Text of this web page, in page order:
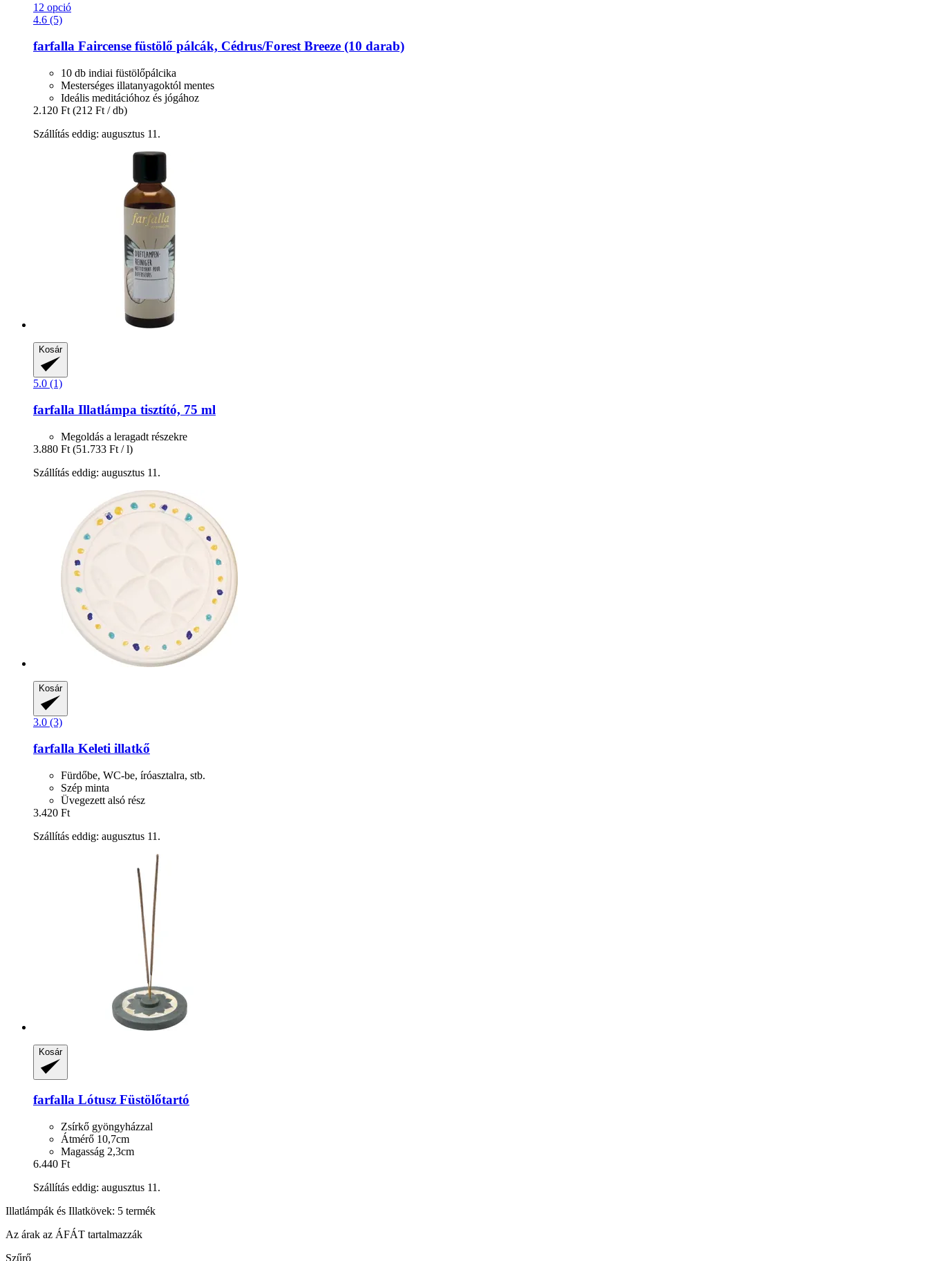
12 opció
4.6 (5)
farfalla Faircense füstölő pálcák, Cédrus/Forest Breeze (10 darab)
10 db indiai füstölőpálcika
Mesterséges illatanyagoktól mentes
Ideális meditációhoz és jógához
2.120 Ft (212 Ft / db)
Szállítás eddig: augusztus 11.
Kosár
5.0 (1)
farfalla Illatlámpa tisztító, 75 ml
Megoldás a leragadt részekre
3.880 Ft (51.733 Ft / l)
Szállítás eddig: augusztus 11.
Kosár
3.0 (3)
farfalla Keleti illatkő
Fürdőbe, WC-be, íróasztalra, stb.
Szép minta
Üvegezett alsó rész
3.420 Ft
Szállítás eddig: augusztus 11.
Kosár
farfalla Lótusz Füstölőtartó
Zsírkő gyöngyházzal
Átmérő 10,7cm
Magasság 2,3cm
6.440 Ft
Szállítás eddig: augusztus 11.
Illatlámpák és Illatkövek: 5 termék
Az árak az ÁFÁT tartalmazzák
Szűrő